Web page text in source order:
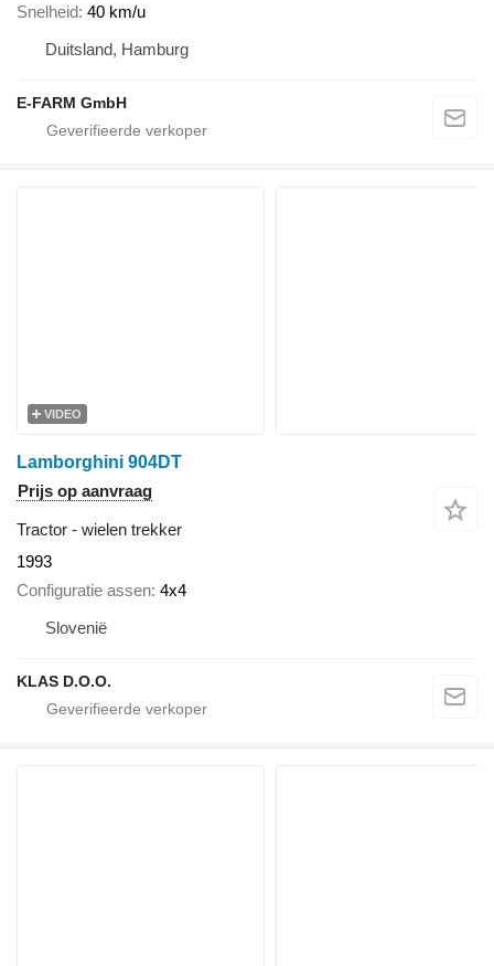
Snelheid 40 km/u
Duitsland, Hamburg
E-FARM GmbH
VIDEO
Lamborghini 904DT
Prijs op aanvraag
Tractor - wielen trekker
1993
Configuratie assen 4x4
Slovenië
KLAS D.O.O.